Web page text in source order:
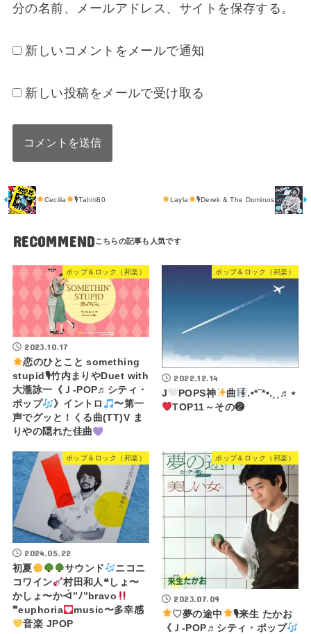
分の名前、メールアドレス、サイトを保存する。
新しいコメントをメールで通知
新しい投稿をメールで受け取る
Cecilia 🎙Tahiti80 Layla 🎙Derek & The Dominos
RECOMMEND
ポップ＆ロック（邦楽）
2023.10.17
恋のひとこと something
stupid🎙竹内まりやDuet with
大瀧詠一《Ｊ-POP♬シティ・
ポップ
》イントロ
〜第一
声でグッと！くる曲(TT)V ま
りやの隠れた佳曲
ポップ＆ロック（邦楽）
2022.12.14
J
POPS神 曲
.•*¨*•.¸¸♬⋆
TOP11～その❷
ポップ＆ロック（邦楽）
2024.05.22
初夏
サウンド
ニコニ
コワイン
村田和人❝しょ〜
かしょ〜かᐙ”ﾉ”bravo
❞euphoria
music〜多幸感
音楽 JPOP
ポップ＆ロック（邦楽）
2023.07.09
♡夢の途中
🎙来生 たかお
《Ｊ-POP♬シティ・ポップ